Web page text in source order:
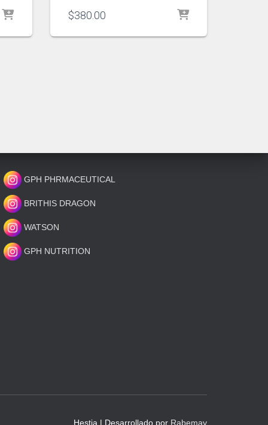
$380.00
GPH PHRMACEUTICAL
BRITHIS DRAGON
WATSON
GPH NUTRITION
Hestia | Desarrollado por Rabemay